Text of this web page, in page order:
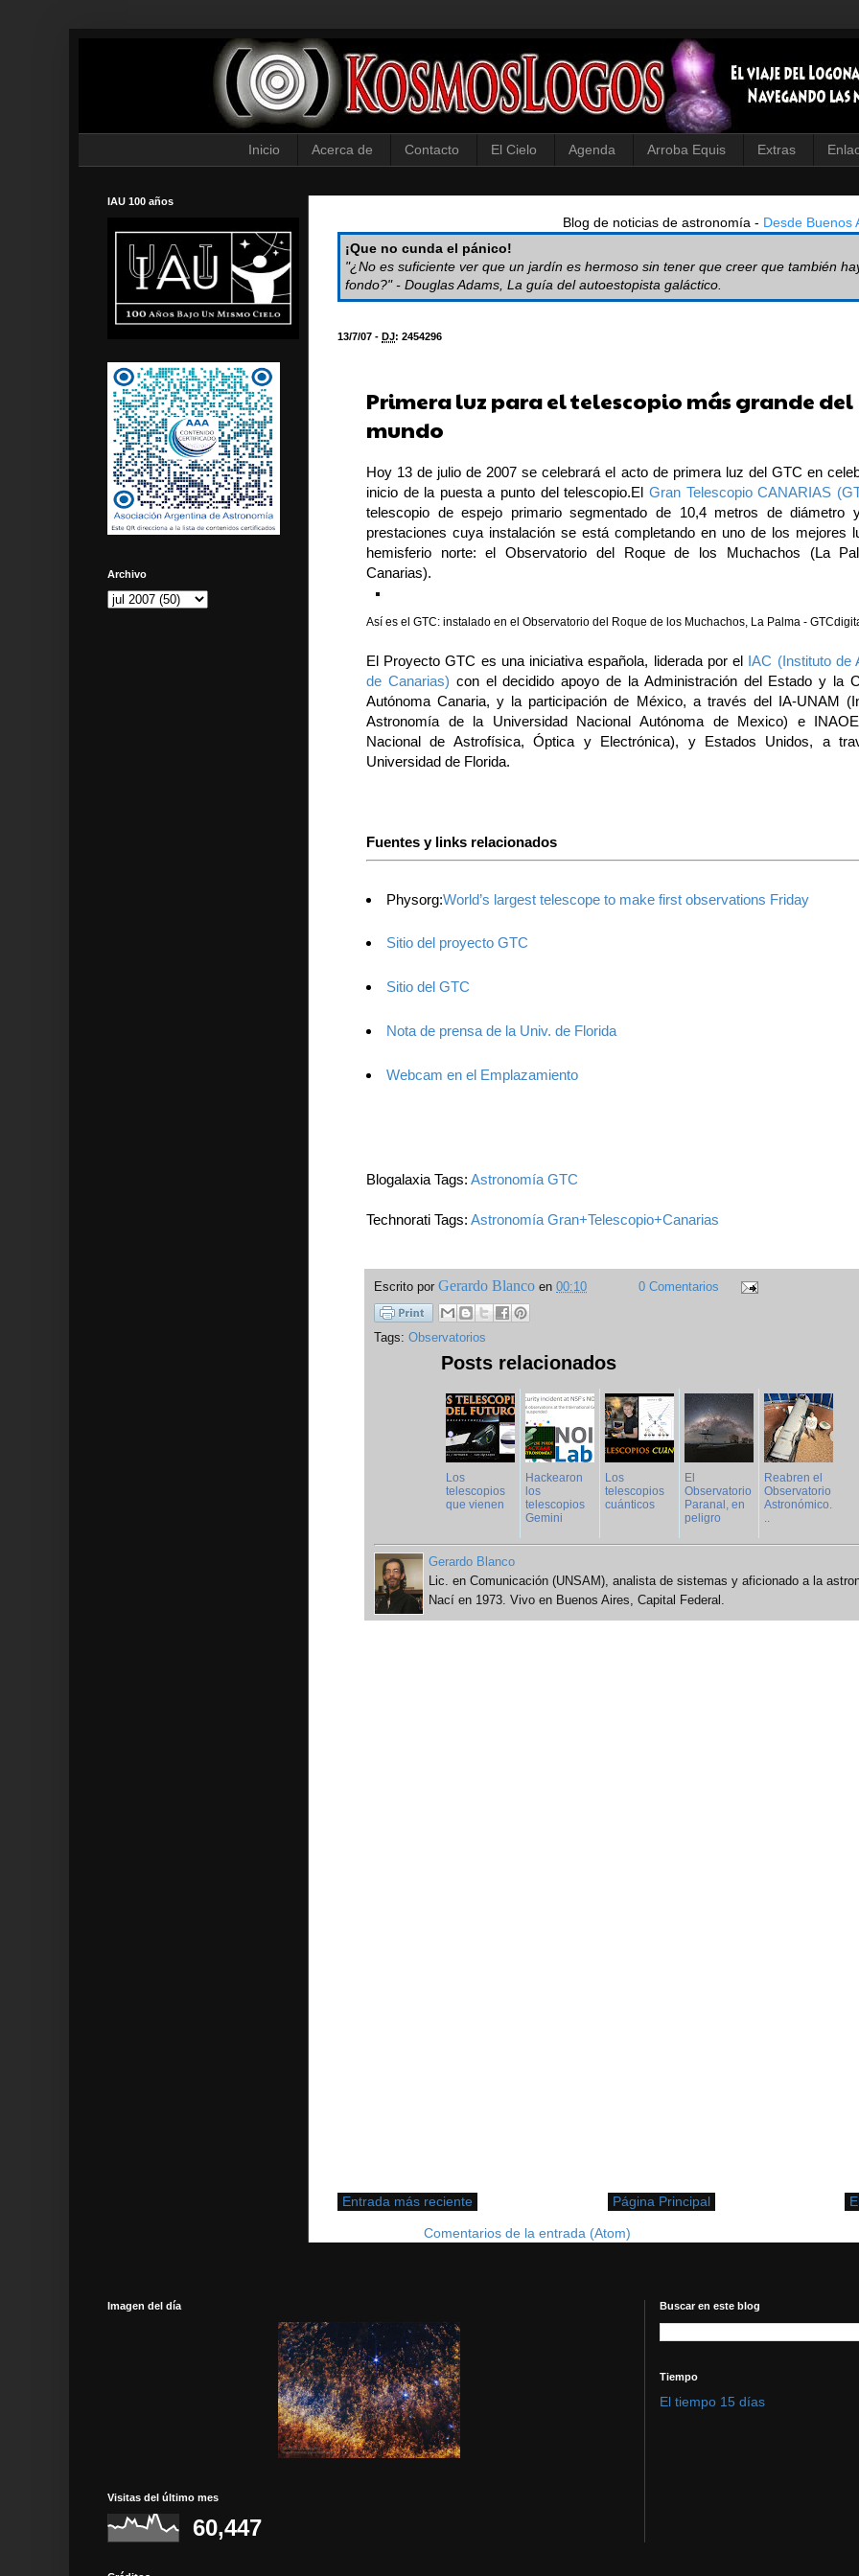
Inicio Acerca de Contacto El Cielo Agenda Arroba Equis Extras
Blog de noticias de astronomía - Desde Buenos
¡Que no cunda el pánico!
"¿No es suficiente ver que un jardín es hermoso sin tener que creer que también
fondo?" - Douglas Adams, La guía del autoestopista galáctico.
13/7/07 - DJ: 2454296
Primera luz para el telescopio más grande del
mundo
Hoy 13 de julio de 2007 se celebrará el acto de primera luz del GTC en
inicio de la puesta a punto del telescopio.El Gran Telescopio CANARIAS
telescopio de espejo primario segmentado de 10,4 metros de diámetro
prestaciones cuya instalación se está completando en uno de los mejores
hemisferio norte: el Observatorio del Roque de los Muchachos (La
Canarias).
Así es el GTC: instalado en el Observatorio del Roque de los Muchachos, La Palma -
El Proyecto GTC es una iniciativa española, liderada por el IAC (Instituto de
de Canarias) con el decidido apoyo de la Administración del Estado y la
Autónoma Canaria, y la participación de México, a través del IA-UNAM
Astronomía de la Universidad Nacional Autónoma de Mexico) e
Nacional de Astrofísica, Óptica y Electrónica), y Estados Unidos, a
Universidad de Florida.
Fuentes y links relacionados
Physorg:World’s largest telescope to make first observations Friday
Sitio del proyecto GTC
Sitio del GTC
Nota de prensa de la Univ. de Florida
Webcam en el Emplazamiento
Blogalaxia Tags: Astronomía GTC
Technorati Tags: Astronomía Gran+Telescopio+Canarias
Escrito por Gerardo Blanco en 00:10 0 Comentarios
Tags: Observatorios
Posts relacionados
Los
telescopios
que vienen
Hackearon
los
telescopios
Gemini
Los
telescopios
cuánticos
El
Observatorio
Paranal, en
peligro
Reabren el
Observatorio
Astronómico.
..
Gerardo Blanco
Lic. en Comunicación (UNSAM), analista de sistemas y aficionado a la
Nací en 1973. Vivo en Buenos Aires, Capital Federal.
Entrada más reciente Página Principal
Comentarios de la entrada (Atom)
IAU 100 años
Archivo
Imagen del día
Visitas del último mes
60,447
Buscar en este blog
Tiempo
El tiempo 15 días